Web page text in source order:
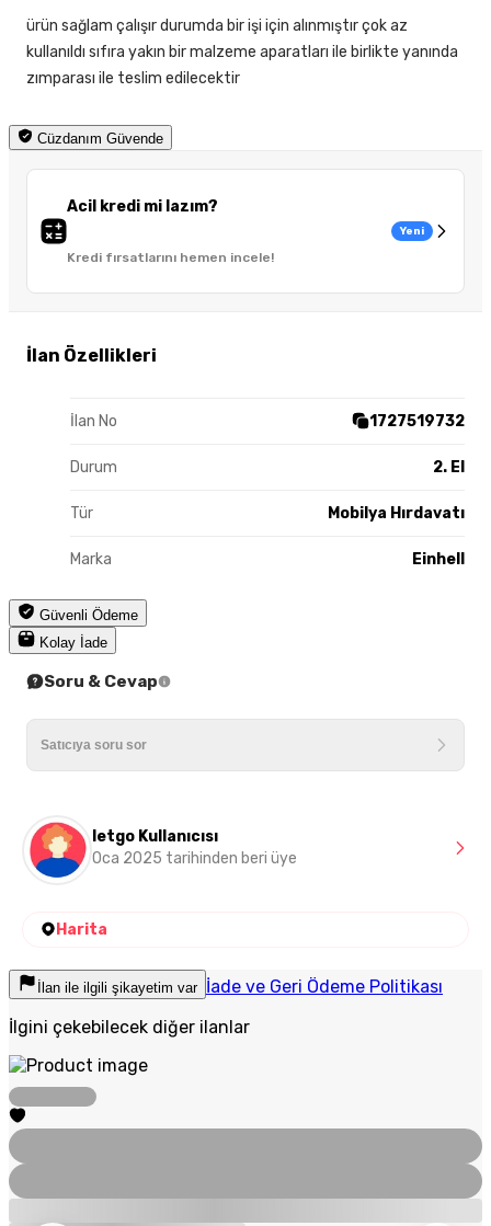
Cüzdanım Güvende
Acil kredi mi lazım?
Kredi fırsatlarını hemen incele!
Yeni
İlan Özellikleri
İlan No 1727519732
Durum 2. El
Tür Mobilya Hırdavatı
Marka Einhell
Güvenli Ödeme
Kolay İade
ürün sağlam çalışır durumda bir işi için alınmıştır çok az
kullanıldı sıfıra yakın bir malzeme aparatları ile birlikte yanında
zımparası ile teslim edilecektir
Soru & Cevap
letgo Kullanıcısı
Oca 2025 tarihinden beri üye
Harita
İlan ile ilgili şikayetim var İade ve Geri Ödeme Politikası
İlgini çekebilecek diğer ilanlar